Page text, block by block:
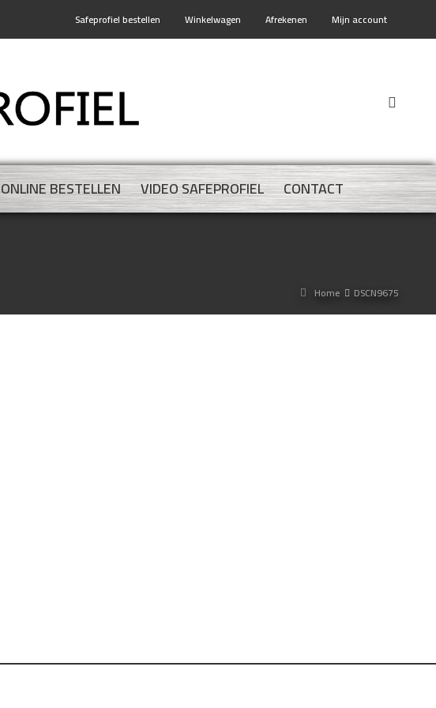
Safeprofiel bestellen Winkelwagen Afrekenen Mijn account
ONLINE BESTELLEN VIDEO SAFEPROFIEL CONTACT
Home DSCN9675